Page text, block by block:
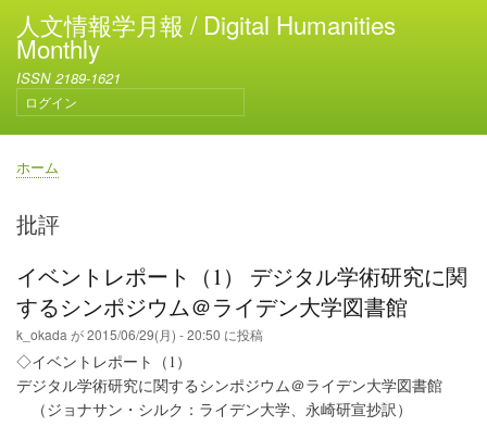
メ
イ
コ
テ
人文情報学月報 / Digital Humanities
Monthly
ISSN 2189-1621
ユ
ー
ザ
ー
カ
ン
ト
メ
ニ
ュ
ー
ログイン
パ
く
ホーム
批評
イベントレポート（1） デジタル学術研究に関
するシンポジウム＠ライデン大学図書館
k_okada が2015/06/29(月) - 20:50 に投稿
◇イベントレポート（1）
デジタル学術研究に関するシンポジウム＠ライデン大学図書館
（ジョナサン・シルク：ライデン大学、永崎研宣抄訳）